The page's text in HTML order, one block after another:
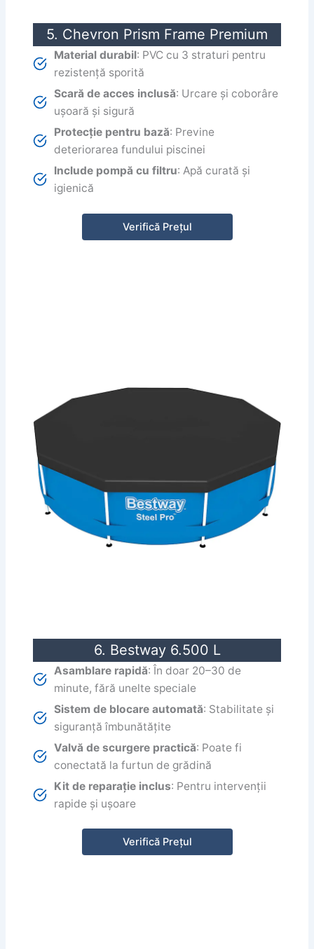
5. Chevron Prism Frame Premium
Material durabil: PVC cu 3 straturi pentru
rezistență sporită
Scară de acces inclusă: Urcare și coborâre
ușoară și sigură
Protecție pentru bază: Previne
deteriorarea fundului piscinei
Include pompă cu filtru: Apă curată și
igienică
Verifică Prețul
6. Bestway 6.500 L
Asamblare rapidă: În doar 20–30 de
minute, fără unelte speciale
Sistem de blocare automată: Stabilitate și
siguranță îmbunătățite
Valvă de scurgere practică: Poate fi
conectată la furtun de grădină
Kit de reparație inclus: Pentru intervenții
rapide și ușoare
Verifică Prețul